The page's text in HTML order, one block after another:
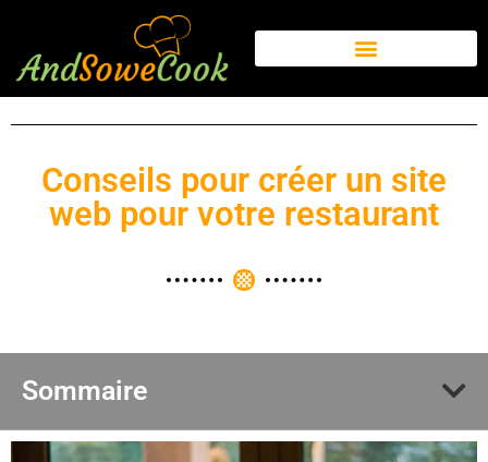
Conseils pour créer un site
web pour votre restaurant
Sommaire